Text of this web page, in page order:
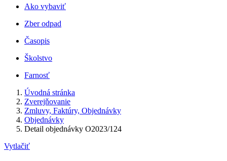
Ako vybaviť
Zber odpad
Časopis
Školstvo
Farnosť
Úvodná stránka
Zverejňovanie
Zmluvy, Faktúry, Objednávky
Objednávky
Detail objednávky O2023/124
Vytlačiť